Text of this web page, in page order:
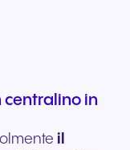
centralino in
il